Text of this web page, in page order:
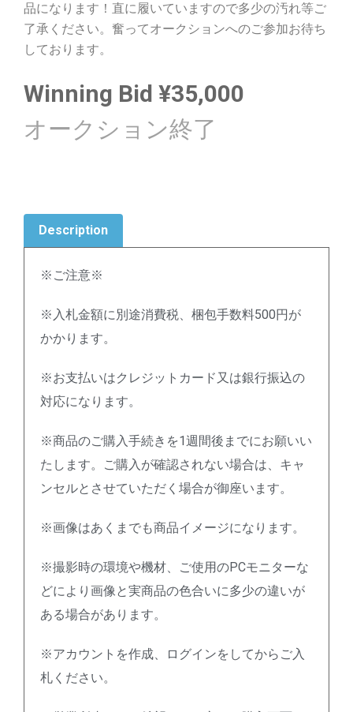
品になります！直に履いていますので多少の汚れ等ご
了承ください。奮ってオークションへのご参加お待ち
しております。
Winning Bid ¥35,000
Description
※ご注意※
※入札金額に別途消費税、梱包手数料500円が
かかります。
※お支払いはクレジットカード又は銀行振込の
対応になります。
※商品のご購入手続きを1週間後までにお願いい
たします。ご購入が確認されない場合は、キャ
ンセルとさせていただく場合が御座います。
※画像はあくまでも商品イメージになります。
※撮影時の環境や機材、ご使用のPCモニターな
どにより画像と実商品の色合いに多少の違いが
ある場合があります。
※アカウントを作成、ログインをしてからご入
札ください。